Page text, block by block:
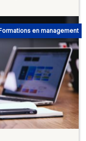
en management